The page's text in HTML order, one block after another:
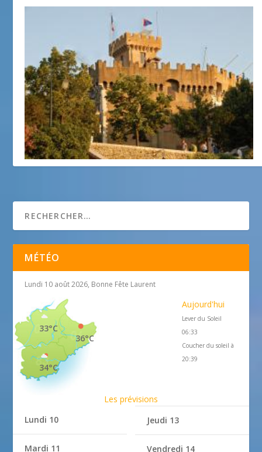
MÉTÉO
Lundi 10 août 2026, Bonne Fête Laurent
36°C
33°C
34°C
Aujourd'hui
Lever du Soleil
06:33
Coucher du soleil à
20:39
Les prévisions
Lundi 10
Mardi 11
Jeudi 13
Vendredi 14